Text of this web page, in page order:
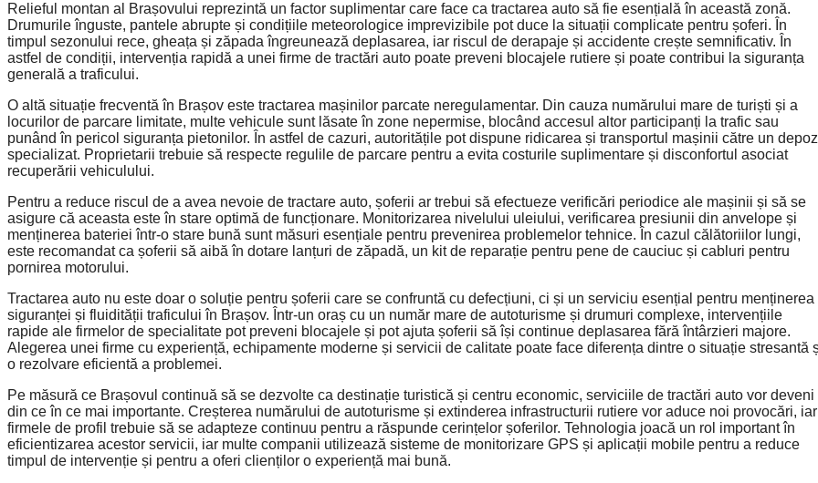
Relieful montan al Brașovului reprezintă un factor suplimentar care face ca tractarea auto să fie esențială în această zonă.
Drumurile înguste, pantele abrupte și condițiile meteorologice imprevizibile pot duce la situații complicate pentru șoferi. În
timpul sezonului rece, gheața și zăpada îngreunează deplasarea, iar riscul de derapaje și accidente crește semnificativ. În
astfel de condiții, intervenția rapidă a unei firme de tractări auto poate preveni blocajele rutiere și poate contribui la siguranța
generală a traficului.
O altă situație frecventă în Brașov este tractarea mașinilor parcate neregulamentar. Din cauza numărului mare de turiști și a
locurilor de parcare limitate, multe vehicule sunt lăsate în zone nepermise, blocând accesul altor participanți la trafic sau
punând în pericol siguranța pietonilor. În astfel de cazuri, autoritățile pot dispune ridicarea și transportul mașinii către un
specializat. Proprietarii trebuie să respecte regulile de parcare pentru a evita costurile suplimentare și disconfortul asociat
recuperării vehiculului.
Pentru a reduce riscul de a avea nevoie de tractare auto, șoferii ar trebui să efectueze verificări periodice ale mașinii și să se
asigure că aceasta este în stare optimă de funcționare. Monitorizarea nivelului uleiului, verificarea presiunii din anvelope și
menținerea bateriei într-o stare bună sunt măsuri esențiale pentru prevenirea problemelor tehnice. În cazul călătoriilor lungi,
este recomandat ca șoferii să aibă în dotare lanțuri de zăpadă, un kit de reparație pentru pene de cauciuc și cabluri pentru
pornirea motorului.
Tractarea auto nu este doar o soluție pentru șoferii care se confruntă cu defecțiuni, ci și un serviciu esențial pentru menținerea
siguranței și fluidității traficului în Brașov. Într-un oraș cu un număr mare de autoturisme și drumuri complexe, intervențiile
rapide ale firmelor de specialitate pot preveni blocajele și pot ajuta șoferii să își continue deplasarea fără întârzieri majore.
Alegerea unei firme cu experiență, echipamente moderne și servicii de calitate poate face diferența dintre o situație stresantă
o rezolvare eficientă a problemei.
Pe măsură ce Brașovul continuă să se dezvolte ca destinație turistică și centru economic, serviciile de tractări auto vor deveni
din ce în ce mai importante. Creșterea numărului de autoturisme și extinderea infrastructurii rutiere vor aduce noi provocări, iar
firmele de profil trebuie să se adapteze continuu pentru a răspunde cerințelor șoferilor. Tehnologia joacă un rol important în
eficientizarea acestor servicii, iar multe companii utilizează sisteme de monitorizare GPS și aplicații mobile pentru a reduce
timpul de intervenție și pentru a oferi clienților o experiență mai bună.